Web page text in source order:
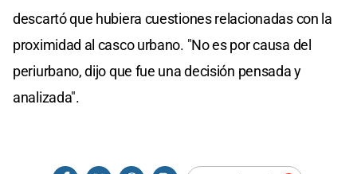
descartó que hubiera cuestiones relacionadas con la
proximidad al casco urbano. "No es por causa del
periurbano, dijo que fue una decisión pensada y
analizada".